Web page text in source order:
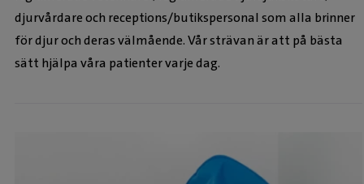
djurvårdare och receptions/butikspersonal som alla brinner
för djur och deras välmående. Vår strävan är att på bästa
sätt hjälpa våra patienter varje dag.